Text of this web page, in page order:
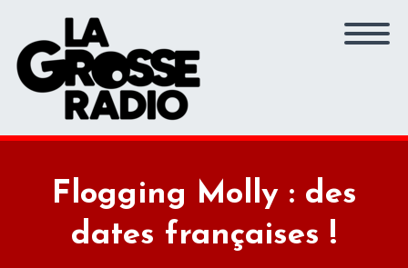
Flogging Molly : des
dates françaises !